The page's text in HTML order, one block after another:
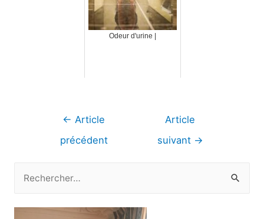
Odeur d'urine |
Navigation
← Article
précédent
Article
suivant →
c